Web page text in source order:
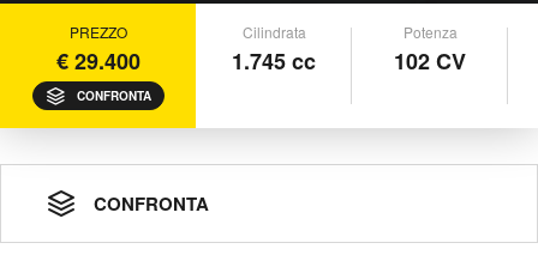
PREZZO
€ 29.400
CONFRONTA
Cilindrata
1.745 cc
Potenza
102 CV
CONFRONTA